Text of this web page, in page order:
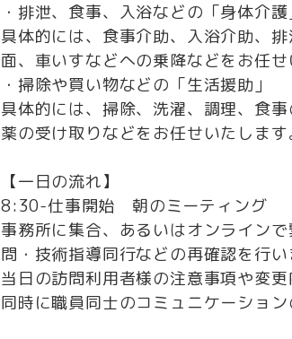
・排泄、食事、入浴などの「身体介護
具体的には、食事介助、入浴介助、
面、車いすなどへの乗降などをお任せ
・掃除や買い物などの「生活援助」
具体的には、掃除、洗濯、調理、食
薬の受け取りなどをお任せいたします
【一日の流れ】
8:30-仕事開始 朝のミーティング
事務所に集合、あるいはオンライン
問・技術指導同行などの再確認を行い
当日の訪問利用者様の注意事項や変
同時に職員同士のコミュニケーション